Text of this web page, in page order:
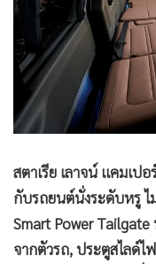
สตาเรีย เลาจน์ แคมเป
กับรถยนต์นั่งระดับหรู ไ
Smart Power
จากตัวรถ, ประตูสไลด์